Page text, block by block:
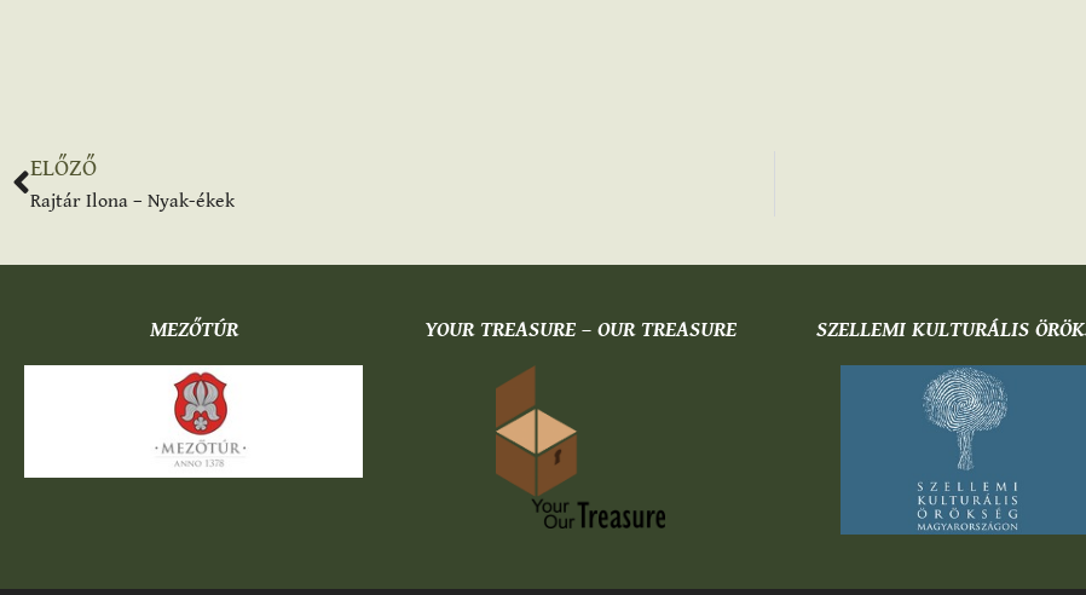
ELŐZŐ
Rajtár Ilona – Nyak-ékek
MEZŐTÚR YOUR TREASURE – OUR TREASURE SZELLEMI KULTURÁLIS